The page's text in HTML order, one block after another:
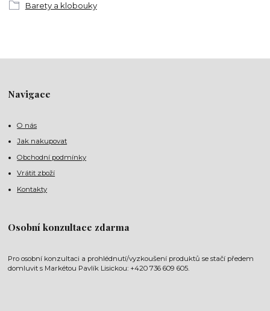
Barety a klobouky
Navigace
O nás
Jak nakupovat
Obchodní podmínky
Vrátit zboží
Kontakty
Osobní konzultace zdarma
Pro osobní konzultaci a prohlédnutí/vyzkoušení produktů se stačí předem
domluvit s Markétou Pavlík Lisickou: +420 736 609 605.